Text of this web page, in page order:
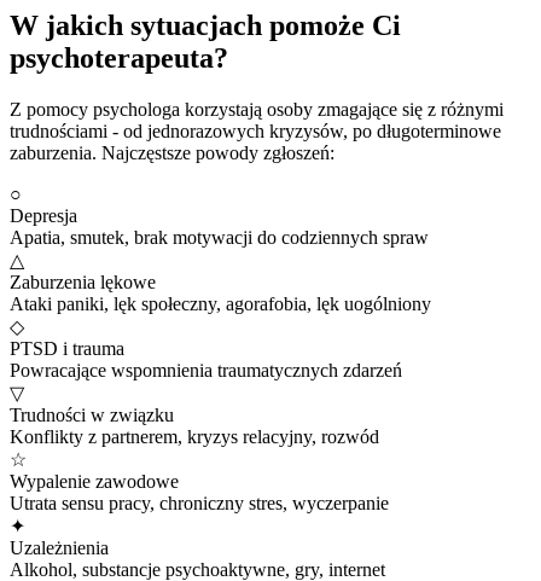
W jakich sytuacjach pomoże Ci
psychoterapeuta?
Z pomocy psychologa korzystają osoby zmagające się z różnymi
trudnościami - od jednorazowych kryzysów, po długoterminowe
zaburzenia. Najczęstsze powody zgłoszeń:
○
Depresja
Apatia, smutek, brak motywacji do codziennych spraw
△
Zaburzenia lękowe
Ataki paniki, lęk społeczny, agorafobia, lęk uogólniony
◇
PTSD i trauma
Powracające wspomnienia traumatycznych zdarzeń
▽
Trudności w związku
Konflikty z partnerem, kryzys relacyjny, rozwód
☆
Wypalenie zawodowe
Utrata sensu pracy, chroniczny stres, wyczerpanie
✦
Uzależnienia
Alkohol, substancje psychoaktywne, gry, internet